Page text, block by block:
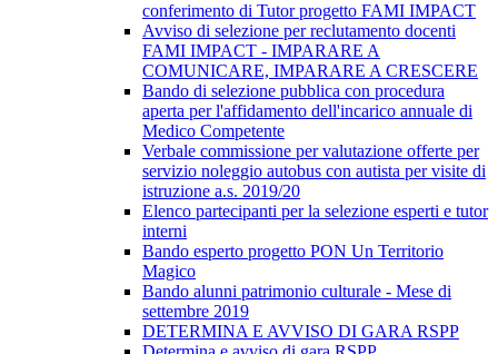
conferimento di Tutor progetto FAMI IMPACT
Avviso di selezione per reclutamento docenti
FAMI IMPACT - IMPARARE A
COMUNICARE, IMPARARE A CRESCERE
Bando di selezione pubblica con procedura
aperta per l'affidamento dell'incarico annuale di
Medico Competente
Verbale commissione per valutazione offerte per
servizio noleggio autobus con autista per visite di
istruzione a.s. 2019/20
Elenco partecipanti per la selezione esperti e tutor
interni
Bando esperto progetto PON Un Territorio
Magico
Bando alunni patrimonio culturale - Mese di
settembre 2019
DETERMINA E AVVISO DI GARA RSPP